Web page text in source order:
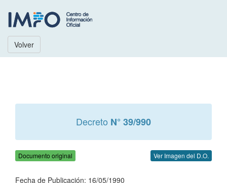
Volver
Decreto N° 39/990
Documento original Ver Imagen del D.O.
Fecha de Publicación: 16/05/1990